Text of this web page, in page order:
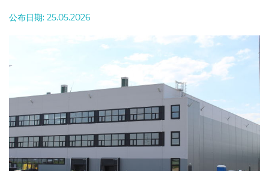
ТЕКСТ НОВОСТИ
公布日期: 25.05.2026